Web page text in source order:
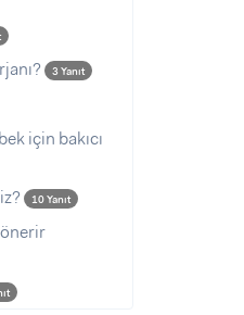
3 Yanıt
için bakıcı
10 Yanıt
önerir